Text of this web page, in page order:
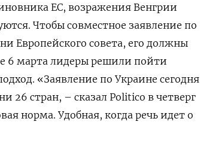
ЕС, возражения Венгрии
Чтобы совместное заявление по
Европейского совета, его должны
6 марта лидеры решили пойти
«Заявление по Украине сегодня
26 стран, – сказал Politico в четверг
норма. Удобная, когда речь идет о